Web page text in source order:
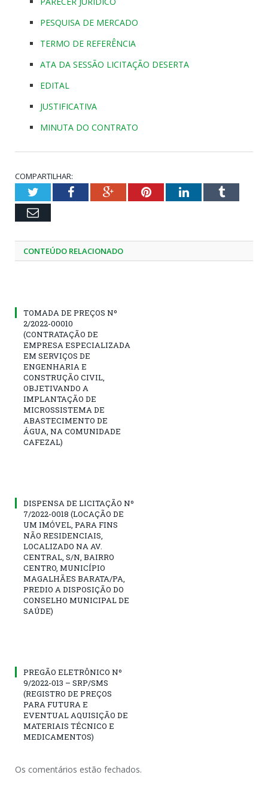
PESQUISA DE MERCADO
TERMO DE REFERÊNCIA
ATA DA SESSÃO LICITAÇÃO DESERTA
EDITAL
JUSTIFICATIVA
MINUTA DO CONTRATO
COMPARTILHAR:
TwitterFacebookGoogle+PinterestLinkedInTumblr
Email
CONTEÚDO RELACIONADO
TOMADA DE PREÇOS Nº
2/2022-00010
(CONTRATAÇÃO DE
EMPRESA ESPECIALIZADA
EM SERVIÇOS DE
ENGENHARIA E
CONSTRUÇÃO CIVIL,
OBJETIVANDO A
IMPLANTAÇÃO DE
MICROSSISTEMA DE
ABASTECIMENTO DE
ÁGUA, NA COMUNIDADE
CAFEZAL)
DISPENSA DE LICITAÇÃO Nº
7/2022-0018 (LOCAÇÃO DE
UM IMÓVEL, PARA FINS
NÃO RESIDENCIAIS,
LOCALIZADO NA AV.
CENTRAL, S/N, BAIRRO
CENTRO, MUNICÍPIO
MAGALHÃES BARATA/PA,
PREDIO A DISPOSIÇÃO DO
CONSELHO MUNICIPAL DE
SAÚDE)
PREGÃO ELETRÔNICO Nº
9/2022-013 – SRP/SMS
(REGISTRO DE PREÇOS
PARA FUTURA E
EVENTUAL AQUISIÇÃO DE
MATERIAIS TÉCNICO E
MEDICAMENTOS)
Os comentários estão fechados.